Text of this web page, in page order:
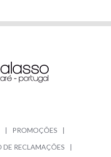
PROMOÇÕES
DE RECLAMAÇÕES